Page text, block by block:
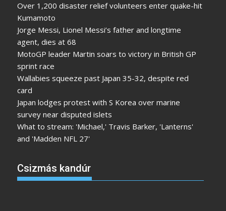
Over 1,200 disaster relief volunteers enter quake-hit
Kumamoto
Jorge Messi, Lionel Messi’s father and longtime
agent, dies at 68
MotoGP leader Martin soars to victory in British GP
sprint race
Wallabies squeeze past Japan 35-32, despite red
card
Japan lodges protest with S Korea over marine
survey near disputed islets
What to stream: 'Michael,' Travis Barker, 'Lanterns'
and 'Madden NFL 27'
Csizmás kandúr